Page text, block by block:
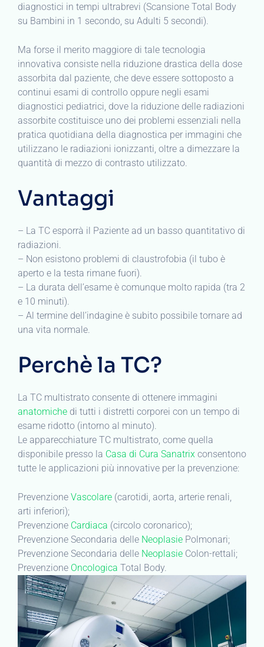
diagnostici in tempi ultrabrevi (Scansione Total Body
su Bambini in 1 secondo, su Adulti 5 secondi).
Ma forse il merito maggiore di tale tecnologia
innovativa consiste nella riduzione drastica della dose
assorbita dal paziente, che deve essere sottoposto a
continui esami di controllo oppure negli esami
diagnostici pediatrici, dove la riduzione delle radiazioni
assorbite costituisce uno dei problemi essenziali nella
pratica quotidiana della diagnostica per immagini che
utilizzano le radiazioni ionizzanti, oltre a dimezzare la
quantità di mezzo di contrasto utilizzato.
Vantaggi
– La TC esporrà il Paziente ad un basso quantitativo di
radiazioni.
– Non esistono problemi di claustrofobia (il tubo è
aperto e la testa rimane fuori).
– La durata dell’esame è comunque molto rapida (tra 2
e 10 minuti).
– Al termine dell’indagine è subito possibile tornare ad
una vita normale.
Perchè la TC?
La TC multistrato consente di ottenere immagini
anatomiche di tutti i distretti corporei con un tempo di
esame ridotto (intorno al minuto).
Le apparecchiature TC multistrato, come quella
disponibile presso la Casa di Cura Sanatrix consentono
tutte le applicazioni più innovative per la prevenzione:
Prevenzione Vascolare (carotidi, aorta, arterie renali,
arti inferiori);
Prevenzione Cardiaca (circolo coronarico);
Prevenzione Secondaria delle Neoplasie Polmonari;
Prevenzione Secondaria delle Neoplasie Colon-rettali;
Prevenzione Oncologica Total Body.